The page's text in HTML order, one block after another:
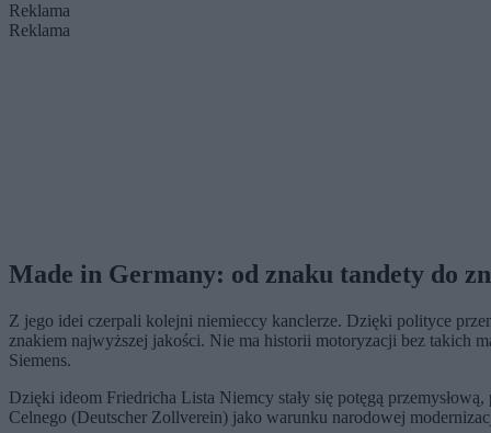
Reklama
Reklama
Made in Germany: od znaku tandety do
Z jego idei czerpali kolejni niemieccy kanclerze. Dzięki polityce
znakiem najwyższej jakości. Nie ma historii motoryzacji bez takich
Siemens.
Dzięki ideom Friedricha Lista Niemcy stały się potęgą
Celnego (Deutscher Zollverein) jako warunku narodowej